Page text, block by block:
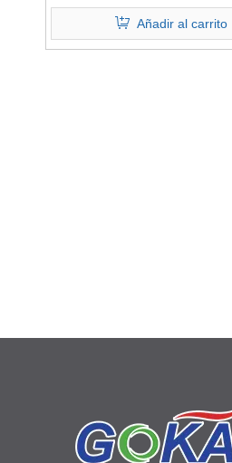
Añadir al carrito